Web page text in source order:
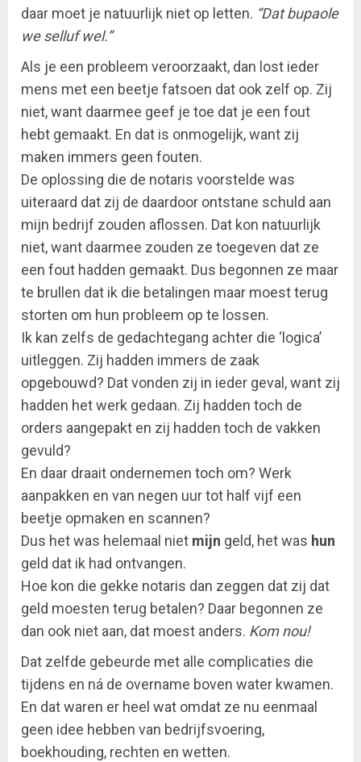
daar moet je natuurlijk niet op letten. “Dat bupaole
we selluf wel.”
Als je een probleem veroorzaakt, dan lost ieder
mens met een beetje fatsoen dat ook zelf op. Zij
niet, want daarmee geef je toe dat je een fout
hebt gemaakt. En dat is onmogelijk, want zij
maken immers geen fouten.
De oplossing die de notaris voorstelde was
uiteraard dat zij de daardoor ontstane schuld aan
mijn bedrijf zouden aflossen. Dat kon natuurlijk
niet, want daarmee zouden ze toegeven dat ze
een fout hadden gemaakt. Dus begonnen ze maar
te brullen dat ik die betalingen maar moest terug
storten om hun probleem op te lossen.
Ik kan zelfs de gedachtegang achter die ‘logica’
uitleggen. Zij hadden immers de zaak
opgebouwd? Dat vonden zij in ieder geval, want zij
hadden het werk gedaan. Zij hadden toch de
orders aangepakt en zij hadden toch de vakken
gevuld?
En daar draait ondernemen toch om? Werk
aanpakken en van negen uur tot half vijf een
beetje opmaken en scannen?
Dus het was helemaal niet mijn geld, het was hun
geld dat ik had ontvangen.
Hoe kon die gekke notaris dan zeggen dat zij dat
geld moesten terug betalen? Daar begonnen ze
dan ook niet aan, dat moest anders. Kom nou!
Dat zelfde gebeurde met alle complicaties die
tijdens en ná de overname boven water kwamen.
En dat waren er heel wat omdat ze nu eenmaal
geen idee hebben van bedrijfsvoering,
boekhouding, rechten en wetten.